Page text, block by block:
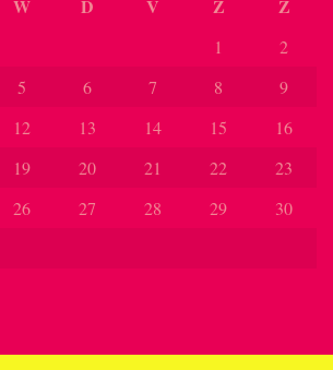
W D V Z Z
1
2
5 6 7 8
9
12 13 14 15
16
19 20 21 22
23
26 27 28 29
30